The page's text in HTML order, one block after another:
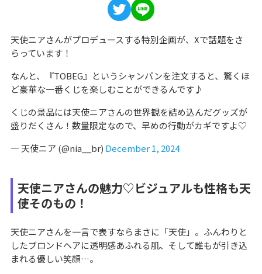
天使ニアさんがプロデュースする特別企画が、Xで話題をさ
らっています！
なんと、『TOBEG』というシャンパンを注文すると、驚くほ
ど豪華な一番くじを楽しむことができるんです♪
くじの景品には天使ニアさんの世界観を詰め込んだグッズが
盛りだくさん！数量限定なので、早めの行動がカギですよ♡
— 天使ニア (@nia__br) December 1, 2024
天使ニアさんの魅力♡ビジュアルも性格も天
使そのもの！
天使ニアさんを一言で表すならまさに「天使」。ふんわりと
したブロンドヘアに透明感あふれる肌、そして誰もが引き込
まれる優しい笑顔…。